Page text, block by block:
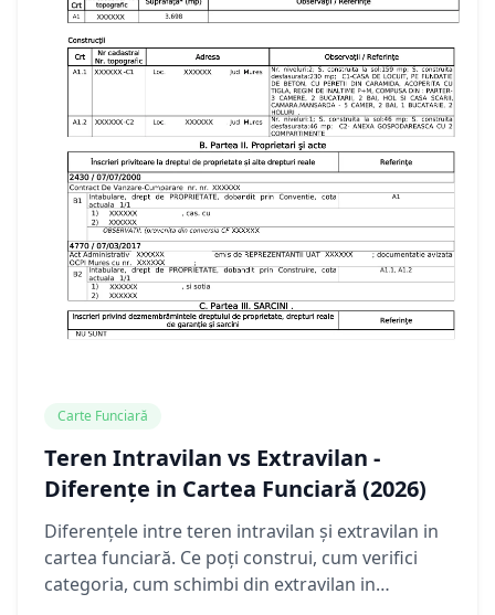
Carte Funciară
Teren Intravilan vs Extravilan -
Diferențe in Cartea Funciară (2026)
Diferențele intre teren intravilan și extravilan in
cartea funciară. Ce poți construi, cum verifici
categoria, cum schimbi din extravilan in